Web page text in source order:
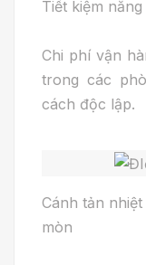
Tiết kiệm
Chi phí vận
trong các
cách độc lập.
Cánh tản
mòn